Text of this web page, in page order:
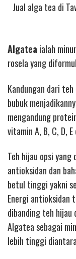
Jual alga tea di
Algatea ialah
rosela yang
Kandungan dari
bubuk
mengandung
vitamin A, B, C, D,
Teh hijau opsi yang
antioksidan dan
betul tinggi yakni
Energi antioksidan
dibanding teh
Algatea sebagai
lebih tinggi